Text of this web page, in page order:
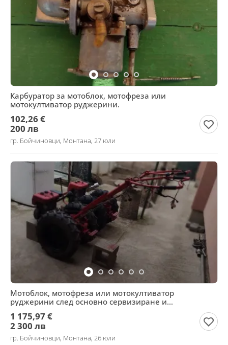
Карбуратор за мотоблок, мотофреза или
мотокултиватор руджерини.
102,26 €
200 лв
гр. Бойчиновци, Монтана, 27 юли
Мотоблок, мотофреза или мотокултиватор
руджерини след основно сервизиране и
1 175,97 €
2 300 лв
гр. Бойчиновци, Монтана, 26 юли